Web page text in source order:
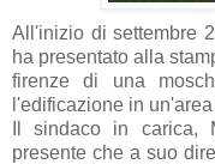
All'inizio di settembre
ha presentato alla
firenze di una
l'edificazione in
Il sindaco in
presente che a suo